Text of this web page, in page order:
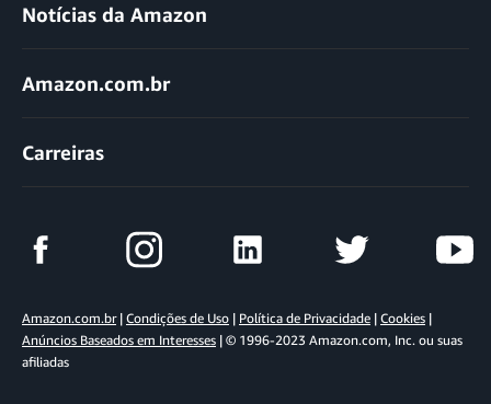
Notícias da Amazon
Amazon.com.br
Carreiras
Amazon.com.br| Condições de Uso | Política de Privacidade | Cookies |
Anúncios Baseados em Interesses | © 1996-2023 Amazon.com, Inc. ou suas
afiliadas